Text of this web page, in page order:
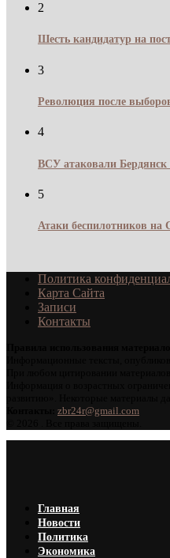
2
Шесть кандидатур на
3
Революция после
4
ВСУ атаковали Бердянск
5
Атаки беспилотников на
Политика
Карта Сайта
Записи
Контакты
zbr24r@gmail.com
Главная
Новости
Политика
Экономика